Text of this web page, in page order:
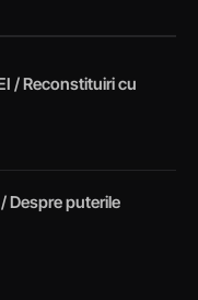
/ Reconstituiri cu
Despre puterile